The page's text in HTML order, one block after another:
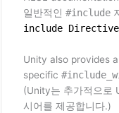
일반적인 #include
include Directive
Unity also provides
specific
(Unity는 추가적으로
시어를 제공합니다.)